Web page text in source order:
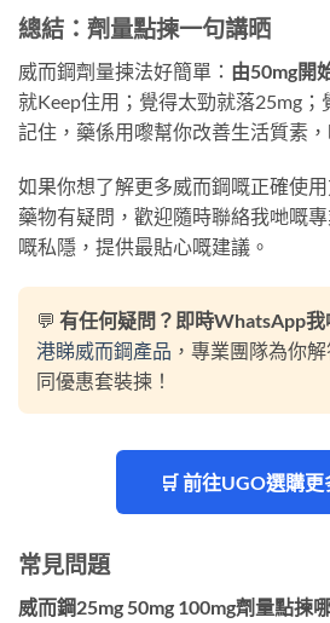
總結：劑量點揀一句講晒
威而鋼劑量揀法好簡單： 由50mg開
就Keep住用；覺得太勁就落25mg；
記住，藥係用嚟幫你改善生活質素
如果你想了解更多威而鋼嘅正確使
藥物有疑問，歡迎隨時聯絡我哋嘅
嘅私隱，提供最貼心嘅建議。
💬 有任何疑問？即時WhatsApp我
港睇威而鋼產品 ，專業團隊為你
同優惠套裝揀！
🛒 前往UGO選購更
常見問題
威而鋼25mg 50mg 100mg劑量點揀